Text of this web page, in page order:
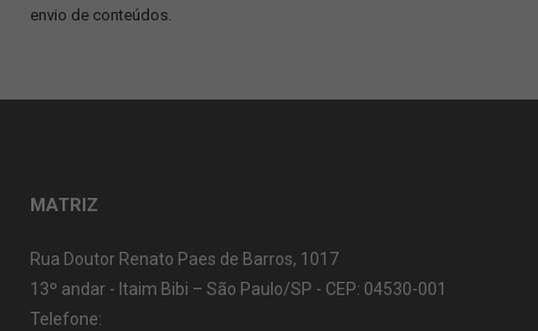
envio de conteúdos.
MATRIZ
Rua Doutor Renato Paes de Barros, 1017
13º andar - Itaim Bibi – São Paulo/SP - CEP: 04530-001
Telefone: